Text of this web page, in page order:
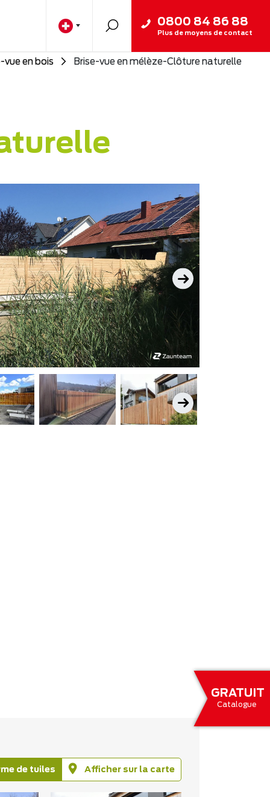
GRATUIT
Catalogue
0800 84 86 88
Plus de moyens de contact
vue en bois Brise-vue en mélèze-Clôture naturelle
de tuiles Afficher sur la carte